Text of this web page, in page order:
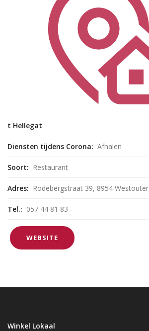
t Hellegat
Diensten tijdens Corona: Afhalen
Soort: Restaurant
Adres: Rodebergstraat 39, 8954 Westouter
Tel.: 057 44 81 83
WEBSITE
Winkel Lokaal